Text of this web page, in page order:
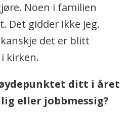
Noen i familien
Det gidder ikke jeg.
det er blitt
kirken.
ditt i året
eller jobbmessig?